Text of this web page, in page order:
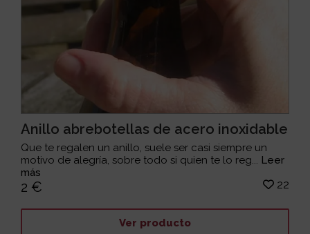
Anillo abrebotellas de acero inoxidable
Que te regalen un anillo, suele ser casi siempre un
motivo de alegría, sobre todo si quien te lo reg... Leer
más
2 € 22
Ver producto